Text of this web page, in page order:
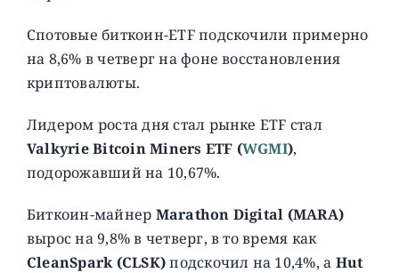
Спотовые биткоин-ETF подскочили примерно
на 8,6% в четверг на фоне восстановления
криптовалюты.
Лидером роста дня стал рынке ETF стал
Valkyrie Bitcoin Miners ETF (WGMI),
подорожавший на 10,67%.
Биткоин-майнер Marathon Digital (MARA)
вырос на 9,8% в четверг, в то время как
CleanSpark (CLSK)подскочил на 10,4%, а Hut